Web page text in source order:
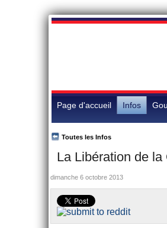
Page d'accueil Infos
La Libération de la
Toutes les Infos
dimanche 6 octobre 2013